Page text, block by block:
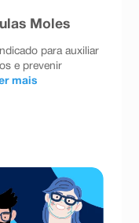
Moles
para auxiliar
e prevenir
mais